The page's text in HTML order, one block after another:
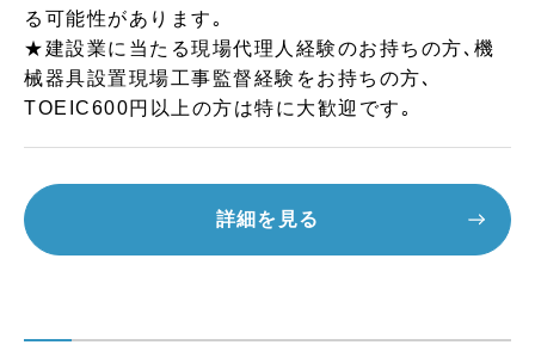
る可能性があります｡
★建設業に当たる現場代理人経験のお持ちの方､機
械器具設置現場工事監督経験をお持ちの方､
TOEIC600円以上の方は特に大歓迎です｡
詳細を見る